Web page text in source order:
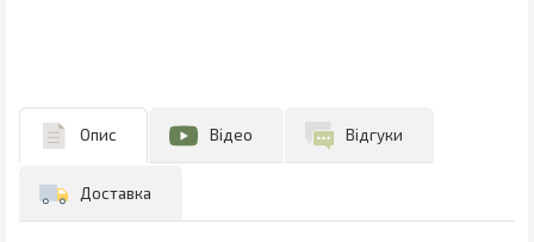
Опис Відео Відгуки
Доставка